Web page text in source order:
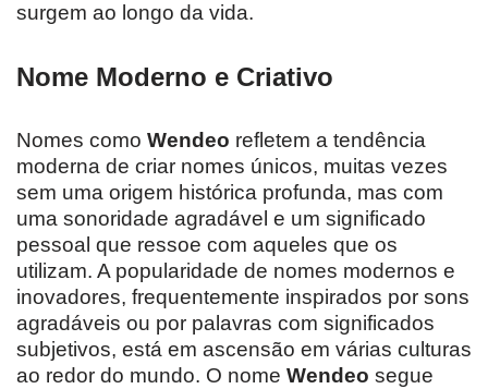
surgem ao longo da vida.
Nome Moderno e Criativo
Nomes como Wendeo refletem a tendência
moderna de criar nomes únicos, muitas vezes
sem uma origem histórica profunda, mas com
uma sonoridade agradável e um significado
pessoal que ressoe com aqueles que os
utilizam. A popularidade de nomes modernos e
inovadores, frequentemente inspirados por sons
agradáveis ou por palavras com significados
subjetivos, está em ascensão em várias culturas
ao redor do mundo. O nome Wendeo segue